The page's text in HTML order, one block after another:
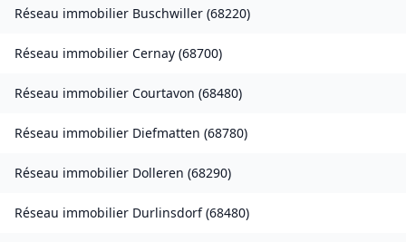
Réseau immobilier Buschwiller (68220)
Réseau immobilier Cernay (68700)
Réseau immobilier Courtavon (68480)
Réseau immobilier Diefmatten (68780)
Réseau immobilier Dolleren (68290)
Réseau immobilier Durlinsdorf(68480)